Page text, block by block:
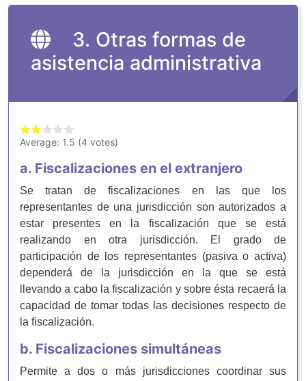
3. Otras formas de
asistencia administrativa
Average: 1.5 (4 votes)
a. Fiscalizaciones en el extranjero
Se tratan de fiscalizaciones en las que los
representantes de una jurisdicción son autorizados a
estar presentes en la fiscalización que se está
realizando en otra jurisdicción. El grado de
participación de los representantes (pasiva o activa)
dependerá de la jurisdicción en la que se está
llevando a cabo la fiscalización y sobre ésta recaerá la
capacidad de tomar todas las decisiones respecto de
la fiscalización.
b. Fiscalizaciones simultáneas
Permite a dos o más jurisdicciones coordinar sus